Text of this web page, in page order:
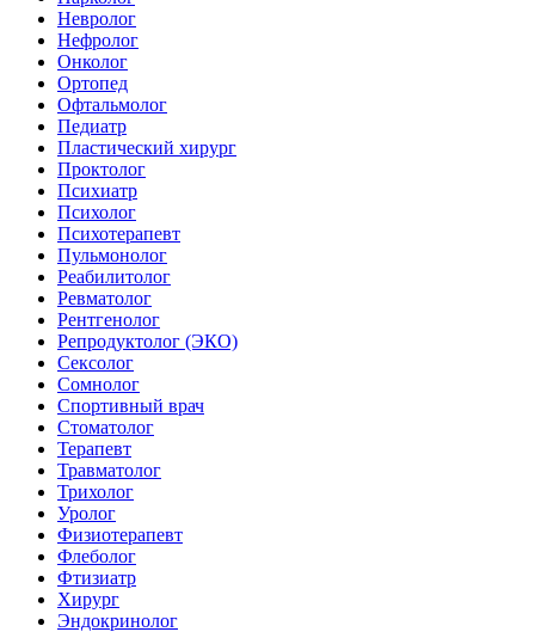
Невролог
Нефролог
Онколог
Ортопед
Офтальмолог
Педиатр
Пластический хирург
Проктолог
Психиатр
Психолог
Психотерапевт
Пульмонолог
Реабилитолог
Ревматолог
Рентгенолог
Репродуктолог (ЭКО)
Сексолог
Сомнолог
Спортивный врач
Стоматолог
Терапевт
Травматолог
Трихолог
Уролог
Физиотерапевт
Флеболог
Фтизиатр
Хирург
Эндокринолог